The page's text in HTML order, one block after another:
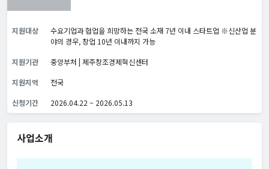
지원대상
수요기업과 협업을 희망하는 전국 소재 7년 이내 스타트업 ※신산업 분
야의 경우, 창업 10년 이내까지 가능
지원기관
중앙부처 | 제주창조경제혁신센터
지원지역
전국
신청기간
2026.04.22 ~ 2026.05.13
사업소개